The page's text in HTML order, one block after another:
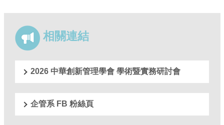
相關連結
2026 中華創新管理學會 學術暨實務研討會
企管系 FB 粉絲頁